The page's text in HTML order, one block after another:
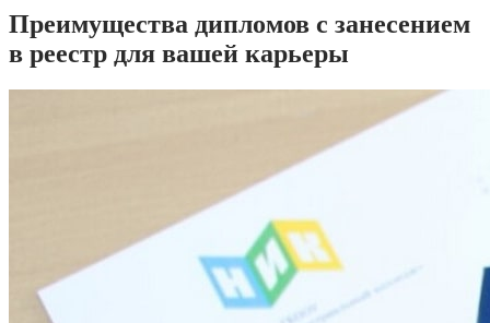
Преимущества дипломов с занесением
в реестр для вашей карьеры